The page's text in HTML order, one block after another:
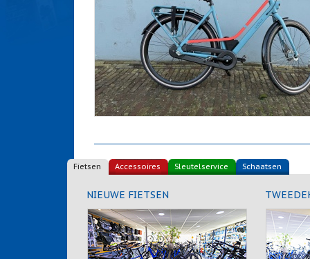
Fietsen Accessoires Sleutelservice Schaatsen
NIEUWE FIETSEN